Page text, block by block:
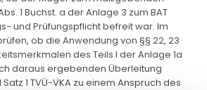
1 Buchst. a der Anlage 3 zum BAT
und Prüfungspflicht befreit war. Im
ob die Anwendung von §§ 22, 23
des Teils I der Anlage 1a
daraus ergebenden Überleitung
1 TVÜ-VKA zu einem Anspruch des